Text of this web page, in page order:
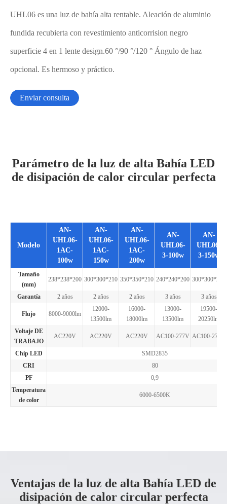
UHL06 es una luz de bahía alta rentable. Aleación de aluminio
fundida recubierta con revestimiento anticorrision negro
superficie 4 en 1 lente design.60 °/90 °/120 ° Ángulo de haz
opcional. Es hermoso y práctico.
Enviar consulta
Parámetro de la luz de alta Bahía LED
de disipación de calor circular perfecta
Modelo
AN-
UHL06-
1AC-
100w
AN-
UHL06-
1AC-
150w
AN-
UHL06-
1AC-
200w
AN-
UHL06-
3-100w
AN-
UHL06-
3-150w
Tamaño
(mm)
238*238*200 300*300*210 350*350*210 240*240*200 300*300*210
Garantía 2 años 2 años 2 años 3 años 3 años
Flujo 8000-9000lm
12000-
13500lm
16000-
18000lm
13000-
13500lm
19500-
20250lm
Voltaje DE
TRABAJO
AC220V AC220V AC220V AC100-277V AC100-277V
Chip LED
SMD2835
CRI
80
PF
0,9
Temperatura
de color
6000-6500K
Ventajas de la luz de alta Bahía LED de
disipación de calor circular perfecta